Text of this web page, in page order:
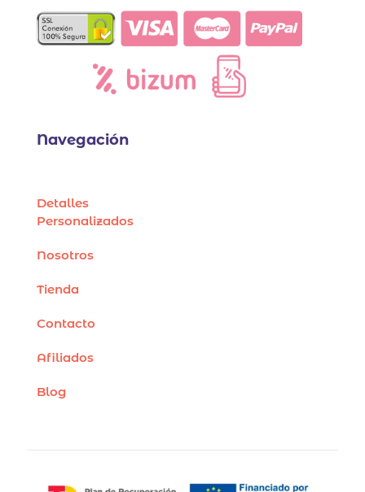
Navegación
Detalles
Personalizados
Nosotros
Tienda
Contacto
Afiliados
Blog